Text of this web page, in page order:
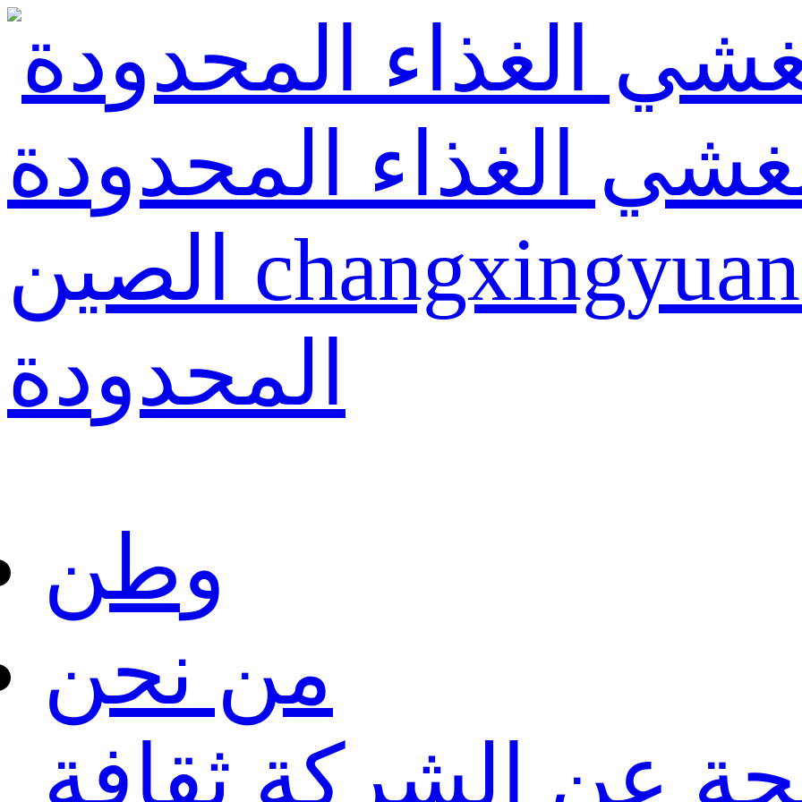
الغذاء المحدودة
الصين changxingyuan للتجارة
المحدودة
وطن
من نحن
عن الشركة ثقافة